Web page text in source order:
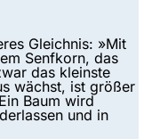
Gleichnis: »Mit
Senfkorn, das
das kleinste
wächst, ist größer
Baum wird
und in